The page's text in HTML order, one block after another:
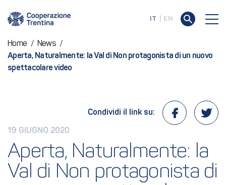
IT EN
Home / News /
Aperta, Naturalmente: la Val di Non protagonista di un nuovo
spettacolare video
19 GIUGNO 2020
Condividi il link su:
Aperta, Naturalmente: la
Val di Non protagonista di